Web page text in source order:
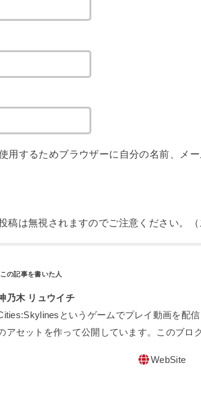
用するためブラウザーに自分の名前、メ
稿は無視されますのでご注意ください。（
乃木 リュウイチ
というゲームでプレイ動画を配
アセットを作って公開しています。このブロ
WebSite